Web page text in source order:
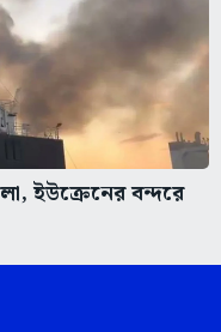
ইউক্রেনের বন্দরে